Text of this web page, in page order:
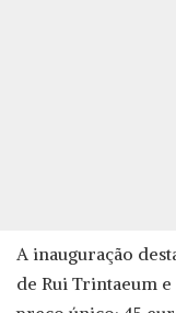
A inauguração
de Rui Trintaeum